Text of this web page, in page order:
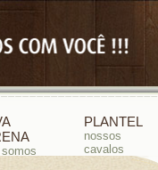
PLANTEL
nossos
cavalos